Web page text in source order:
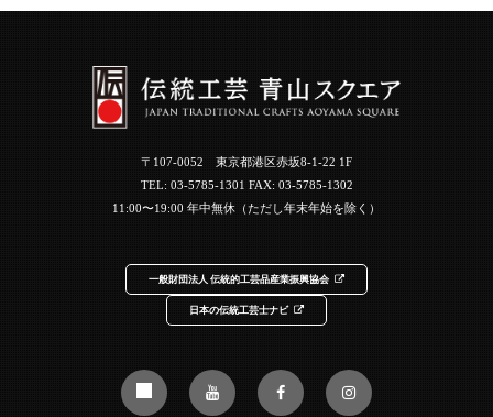
〒107-0052 東京都港区赤坂8-1-22 1F
TEL: 03-5785-1301 FAX: 03-5785-1302
11:00〜19:00 年中無休（ただし年末年始を除く）
一般財団法人 伝統的工芸品産業振興協会
日本の伝統工芸士ナビ